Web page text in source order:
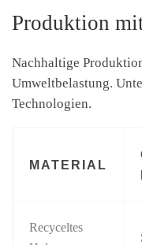
Produktion
Nachhaltige
Umweltbelastung.
Technologien.
MATERIAL
Recyceltes